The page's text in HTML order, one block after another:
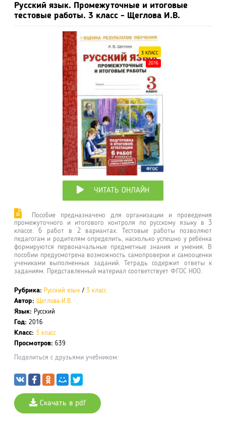
Русский язык. Промежуточные и итоговые
тестовые работы. 3 класс - Щеглова И.В.
3 КЛАСС
2016
ЧИТАТЬ ОНЛАЙН
Пособие предназначено для организации и проведения
промежуточного и итогового контроля по русскому языку в 3
классе. 6 работ в 2 вариантах. Тестовые работы позволяют
педагогам и родителям определить, насколько успешно у ребёнка
формируются первоначальные предметные знания и умения. В
пособии предусмотрена возможность самопроверки и самооценки
учениками выполненных заданий. Тетрадь содержит ответы к
заданиям. Представленный материал соответствует ФГОС НОО.
Рубрика: Русский язык / 3 класс
Автор: Щеглова И.В.
Язык: Русский
Год: 2016
Класс: 3 класс
Просмотров: 639
Поделиться с друзьями учебником:
Скачать в pdf